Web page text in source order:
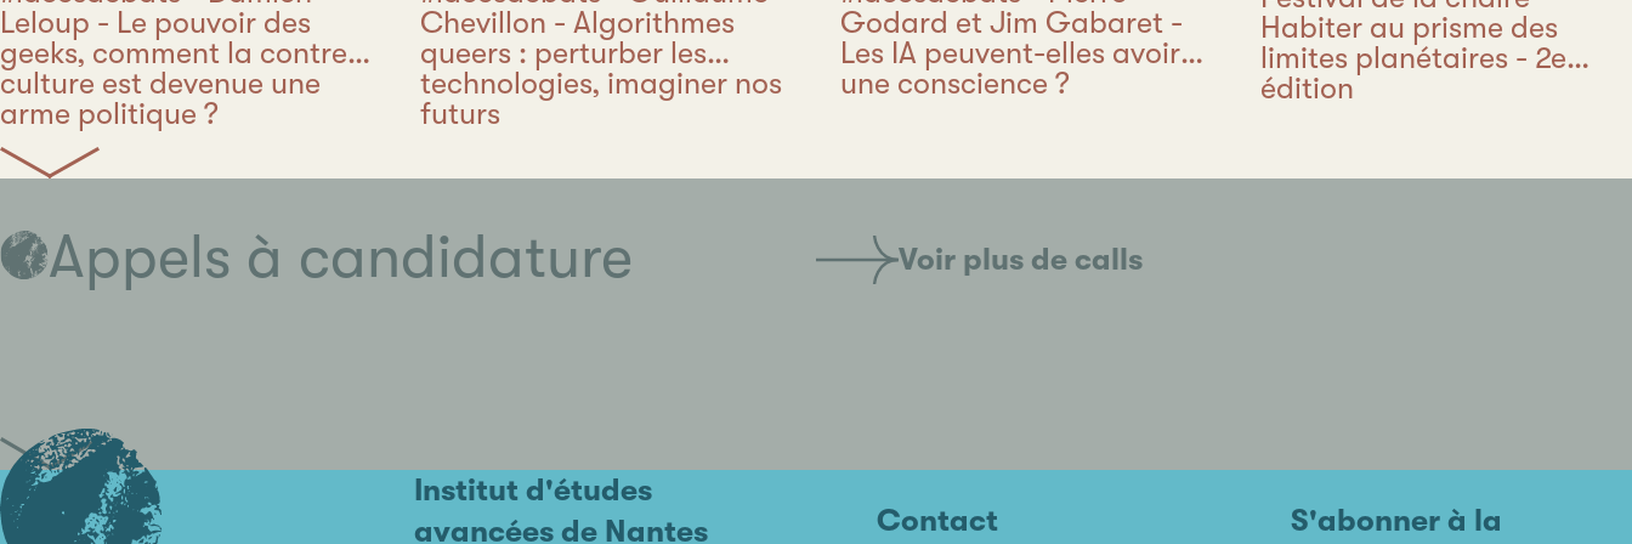
Leloup - Le pouvoir des
geeks, comment la contre-
culture est devenue une
arme politique ?
Chevillon - Algorithmes
queers : perturber les
technologies, imaginer nos
futurs
Godard et Jim Gabaret -
Les IA peuvent-elles avoir
une conscience ?
Habiter au prisme des
limites planétaires - 2e
édition
Appels à candidature Voir plus de calls
Institut d'études
avancées de Nantes
Contact
S'abonner à la